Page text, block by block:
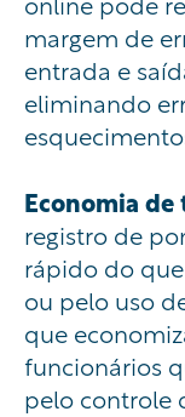
margem de
entrada e
eliminando
Economia de
registro de
rápido do
ou pelo uso
que
funcionários
pelo controle